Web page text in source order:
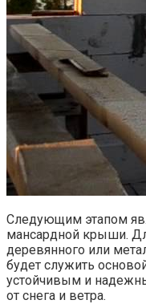
Следующим этапом
мансардной крыши.
деревянного или
будет служить
устойчивым и
от снега и ветра.